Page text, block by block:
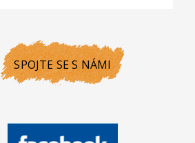
SPOJTE SE S NÁMI